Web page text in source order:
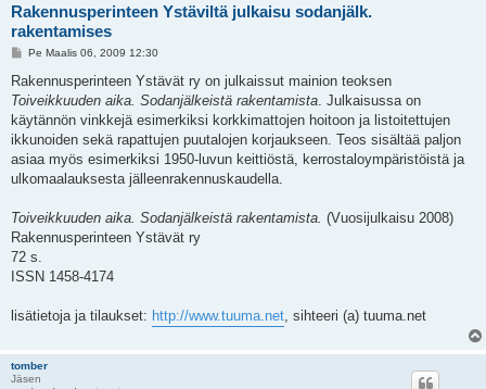
Rakennusperinteen Ystäviltä julkaisu sodanjälk.
rakentamises
V
e
t
i
Pe Maalis 06, 2009 12:30
Rakennusperinteen Ystävät ry on julkaissut mainion teoksen
Toiveikkuuden aika. Sodanjälkeistä rakentamista . Julkaisussa on
käytännön vinkkejä esimerkiksi korkkimattojen hoitoon ja listoitettujen
ikkunoiden sekä rapattujen puutalojen korjaukseen. Teos sisältää paljon
asiaa myös esimerkiksi 1950-luvun keittiöstä, kerrostaloympäristöistä ja
ulkomaalauksesta jälleenrakennuskaudella.
Toiveikkuuden aika. Sodanjälkeistä rakentamista. (Vuosijulkaisu 2008)
Rakennusperinteen Ystävät ry
72 s.
ISSN 1458-4174
lisätietoja ja tilaukset: http://www.tuuma.net , sihteeri (a) tuuma.net
tomber
Jäsen